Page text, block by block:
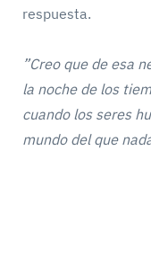
respuesta.
”Creo que de esa
la noche de los
cuando los seres
mundo del que